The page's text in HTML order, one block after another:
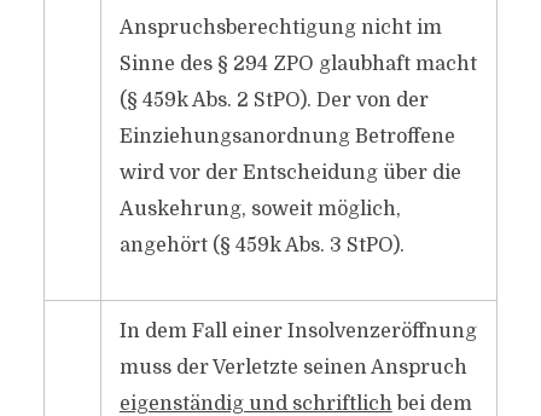
Anspruchsberechtigung nicht im
Sinne des § 294 ZPO glaubhaft macht
(§ 459k Abs. 2 StPO). Der von der
Einziehungsanordnung Betroffene
wird vor der Entscheidung über die
Auskehrung, soweit möglich,
angehört (§ 459k Abs. 3 StPO).
In dem Fall einer Insolvenzeröffnung
muss der Verletzte seinen Anspruch
eigenständig und schriftlichbei dem